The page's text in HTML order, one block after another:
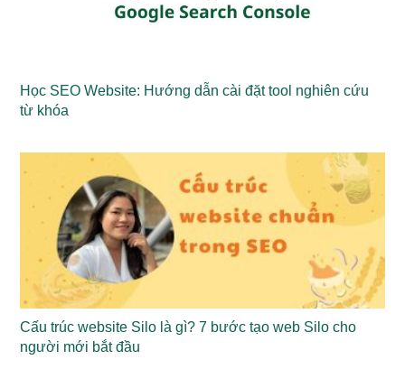
Học SEO Website: Hướng dẫn cài đặt tool nghiên cứu
từ khóa
Cấu trúc website Silo là gì? 7 bước tạo web Silo cho
người mới bắt đầu